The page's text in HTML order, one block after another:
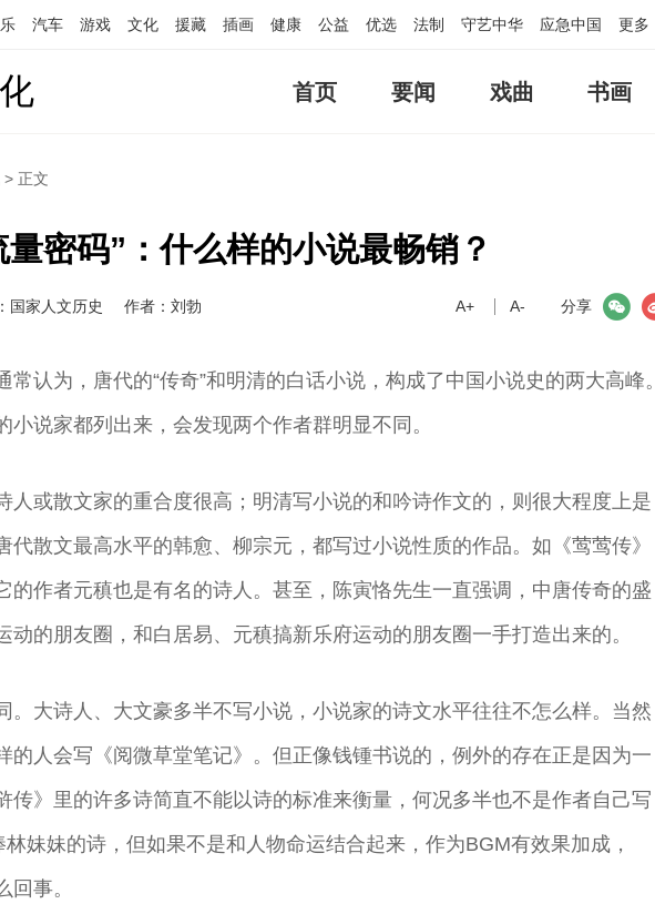
汽车 游戏 文化 援藏 插画 健康 公益 优选 法制 守艺中华 应急中国 更多
首页 要闻 戏曲 书画
> 正文
量密码”：什么样的小说最畅销？
国家人文历史 作者：刘勃 分享
微信
A+ A-
常认为，唐代的“传奇”和明清的白话小说，构成了中国小说史的两大高峰。
小说家都列出来，会发现两个作者群明显不同。
人或散文家的重合度很高；明清写小说的和吟诗作文的，则很大程度上是
代散文最高水平的韩愈、柳宗元，都写过小说性质的作品。如《莺莺传》
的作者元稹也是有名的诗人。甚至，陈寅恪先生一直强调，中唐传奇的盛
动的朋友圈，和白居易、元稹搞新乐府运动的朋友圈一手打造出来的。
。大诗人、大文豪多半不写小说，小说家的诗文水平往往不怎么样。当然
的人会写《阅微草堂笔记》。但正像钱锺书说的，例外的存在正是因为一
传》里的许多诗简直不能以诗的标准来衡量，何况多半也不是作者自己写
林妹妹的诗，但如果不是和人物命运结合起来，作为BGM有效果加成，
回事。